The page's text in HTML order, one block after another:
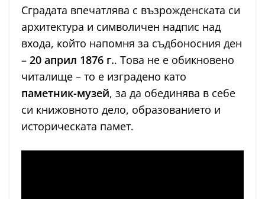
Сградата впечатлява с възрожденската си
архитектура и символичен надпис над
входа, който напомня за съдбоносния ден
– 20 април 1876 г.. Това не е обикновено
читалище – то е изградено като
паметник-музей, за да обединява в себе
си книжовното дело, образованието и
историческата памет.